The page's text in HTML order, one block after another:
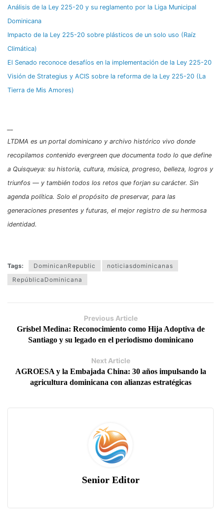
Análisis de la Ley 225-20 y su reglamento por la Liga Municipal
Dominicana
Impacto de la Ley 225-20 sobre plásticos de un solo uso (Raíz
Climática)
El Senado reconoce desafíos en la implementación de la Ley 225-20
Visión de Strategius y ACIS sobre la reforma de la Ley 225-20 (La
Tierra de Mis Amores)
LTDMA es un portal dominicano y archivo histórico vivo donde
recopilamos contenido evergreen que documenta todo lo que define
a Quisqueya: su historia, cultura, música, progreso, belleza, logros y
triunfos — y también todos los retos que forjan su carácter. Sin
agenda política. Solo el propósito de preservar, para las
generaciones presentes y futuras, el mejor registro de su hermosa
identidad.
Tags: DominicanRepublic
noticiasdominicanas
RepúblicaDominicana
Previous Article
Grisbel Medina: Reconocimiento como Hija Adoptiva de
Santiago y su legado en el periodismo dominicano
Next Article
AGROESA y la Embajada China: 30 años impulsando la
agricultura dominicana con alianzas estratégicas
Senior Editor